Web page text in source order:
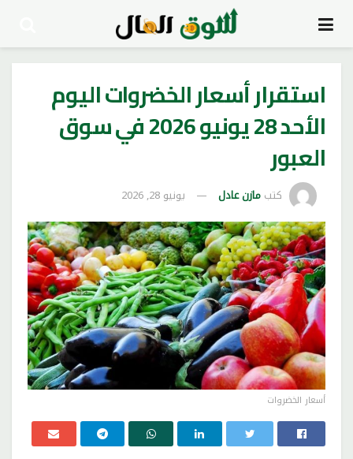
استقرار أسعار الخضروات اليوم
الأحد 28 يونيو 2026 في سوق
العبور
كتب مازن عادل يونيو 28, 2026
أسعار الخضروات